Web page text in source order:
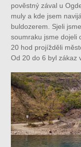
pověstný zával u
muly a kde jsem
buldozerem. Sjeli
soumraku jsme dojeli
20 hod projížděli
Od 20 do 6 byl zákaz